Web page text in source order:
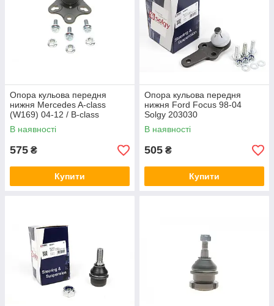
Опора кульова передня
нижня Mercedes A-class
(W169) 04-12 / B-class
(W245) 05-11 Solgy 203106
В наявності
575 ₴
Купити
Опора кульова передня
нижня Ford Focus 98-04
Solgy 203030
В наявності
505 ₴
Купити